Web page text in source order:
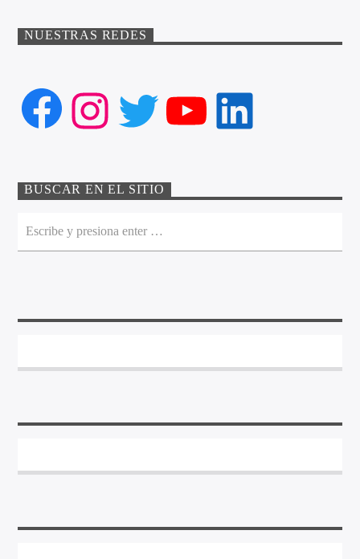
NUESTRAS REDES
Facebook
Instagram
Twitter
YouTube
LinkedIn
BUSCAR EN EL SITIO